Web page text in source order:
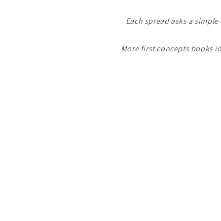
Each spread asks a
More first concepts books